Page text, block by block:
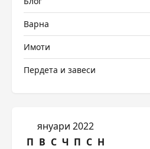
Варна
Имоти
Пердета и завеси
януари 2022
П В С Ч П С Н